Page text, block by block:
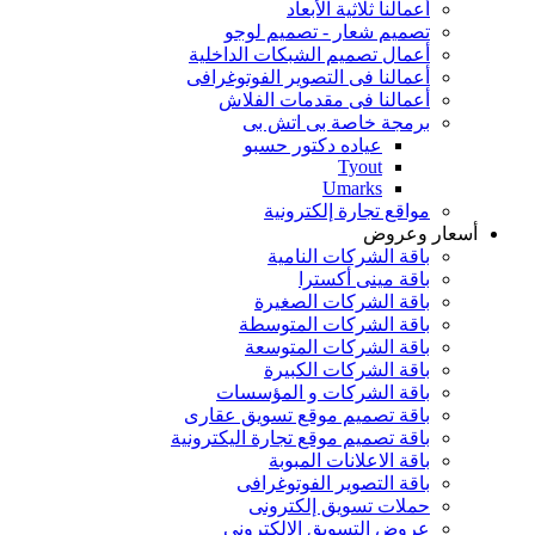
أعمالنا ثلاثية الأبعاد
تصميم شعار - تصميم لوجو
أعمال تصميم الشبكات الداخلية
أعمالنا فى التصوير الفوتوغرافى
أعمالنا فى مقدمات الفلاش
برمجة خاصة بى اتش بى
عياده دكتور حسبو
Tyout
Umarks
مواقع تجارة إلكترونية
أسعار وعروض
باقة الشركات النامية
باقة مينى أكسترا
باقة الشركات الصغيرة
باقة الشركات المتوسطة
باقة الشركات المتوسعة
باقة الشركات الكبيرة
باقة الشركات و المؤسسات
باقة تصميم موقع تسويق عقارى
باقة تصميم موقع تجارة اليكترونية
باقة الاعلانات المبوبة
باقة التصوير الفوتوغرافى
حملات تسويق إلكترونى
عروض التسويق الإلكترونى